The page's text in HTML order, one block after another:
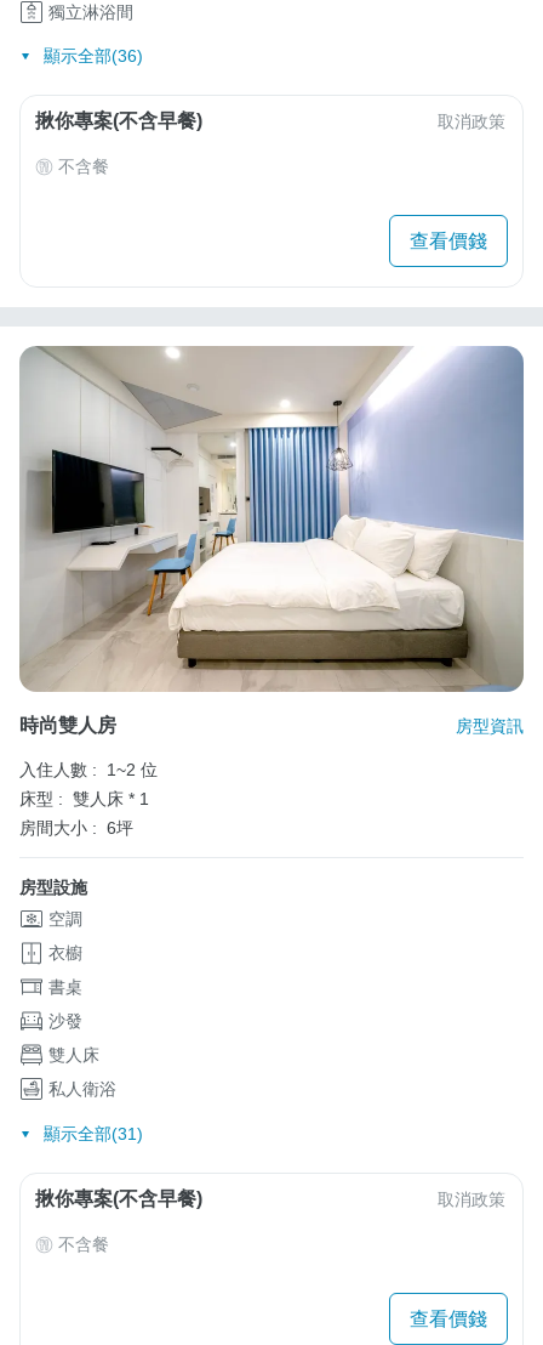
獨立淋浴間
顯示全部(36)
揪你專案(不含早餐) 取消政策
不含餐
查看價錢
時尚雙人房 房型資訊
入住人數 :
1~2 位
床型 : 雙人床 * 1
房間大小 : 6坪
房型設施
空調
衣櫥
書桌
沙發
雙人床
私人衛浴
顯示全部(31)
揪你專案(不含早餐) 取消政策
不含餐
查看價錢